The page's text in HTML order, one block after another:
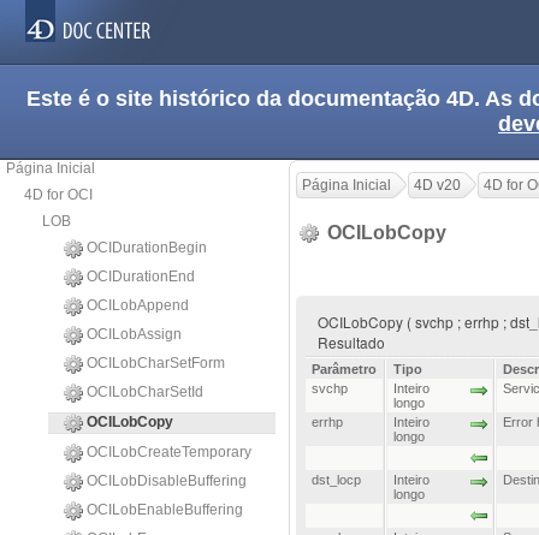
Este é o site histórico da documentação 4D. As
Página Inicial
4D for OCI
LOB
OCIDurationBegin
OCIDurationEnd
OCILobAppend
OCILobAssign
OCILobCharSetForm
OCILobCharSetId
OCILobCopy
OCILobCreateTemporary
OCILobDisableBuffering
OCILobEnableBuffering
Página Inicial 4D v20 4D for
OCILobCopy
OCILobCopy ( svchp ; errhp ;
Resultado
Parâmetro Tipo
svchp
Inteiro
longo
errhp
Inteiro
longo
Error
dst_locp
Inteiro
longo